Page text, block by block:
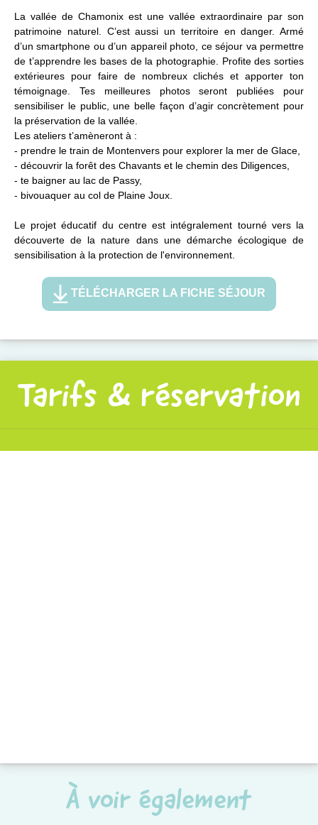
La vallée de Chamonix est une vallée extraordinaire par son
patrimoine naturel. C’est aussi un territoire en danger. Armé
d’un smartphone ou d’un appareil photo, ce séjour va permettre
de t’apprendre les bases de la photographie. Profite des sorties
extérieures pour faire de nombreux clichés et apporter ton
témoignage. Tes meilleures photos seront publiées pour
sensibiliser le public, une belle façon d’agir concrètement pour
la préservation de la vallée.
Les ateliers t’amèneront à :
- prendre le train de Montenvers pour explorer la mer de Glace,
- découvrir la forêt des Chavants et le chemin des Diligences,
- te baigner au lac de Passy,
- bivouaquer au col de Plaine Joux.
Le projet éducatif du centre est intégralement tourné vers la
découverte de la nature dans une démarche écologique de
sensibilisation à la protection de l'environnement.
TÉLÉCHARGER LA FICHE SÉJOUR
Tarifs & réservation
À voir également